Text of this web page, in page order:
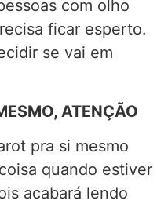
com olho
ficar esperto.
se vai em
ATENÇÃO
pra si mesmo
quando estiver
acabará lendo